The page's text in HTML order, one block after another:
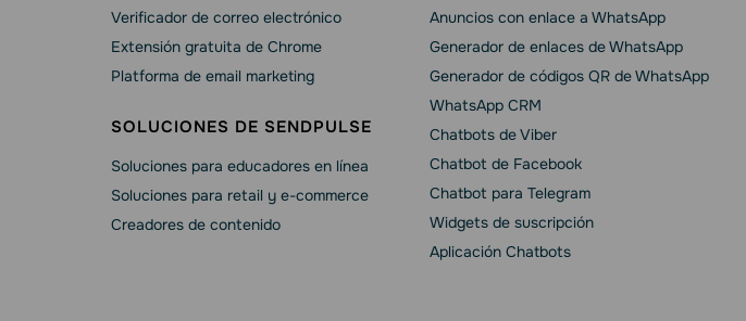
Verificador de correo electrónico
Extensión gratuita de Chrome
Platforma de email marketing
SOLUCIONES DE SENDPULSE
Soluciones para educadores en línea
Soluciones para retail y e-commerce
Creadores de contenido
Anuncios con enlace a WhatsApp
Generador de enlaces de WhatsApp
Generador de códigos QR de WhatsApp
WhatsApp CRM
Chatbots de Viber
Chatbot de Facebook
Chatbot para Telegram
Widgets de suscripción
Aplicación Chatbots